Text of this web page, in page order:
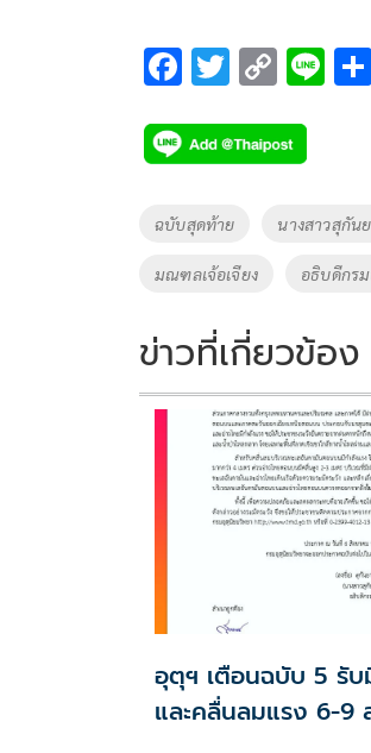
F
e
b
o
k
T
tt
er
C
p
y
Li
Li
Tags
ฉบับสุดท้าย นางสาวสุกั
มณฑลเจ้อเจียง อธิบดีกร
ข่าวที่เกี่ยวข้อง
อุตุฯ เตือนฉบับ 5 รั
และคลื่นลมแรง 6-9